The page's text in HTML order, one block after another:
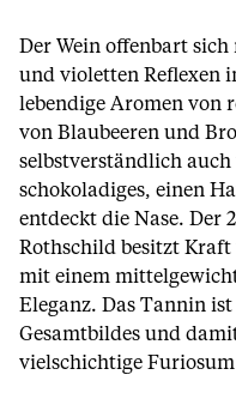
Der Wein offenbart
und violetten Reflexen
lebendige Aromen von
von Blaubeeren und
selbstverständlich auch
schokoladiges, einen
entdeckt die Nase. Der
Rothschild besitzt
mit einem
Eleganz. Das Tannin
Gesamtbildes und
vielschichtige Furiosum